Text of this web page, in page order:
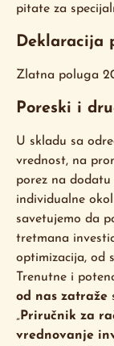
pitate za
Deklaracija
Zlatna poluga
Poreski i
U skladu sa
vrednost, na
porez na
individualne
savetujemo da
tretmana
optimizacija, od
Trenutne i
od nas zatraže
„Priručnik za
vrednovanje